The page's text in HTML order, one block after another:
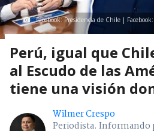
Facebook: Presidencia de Chile |
Perú, igual que
al Escudo de las
tiene una visión
Wilmer Crespo
Periodista. Informando